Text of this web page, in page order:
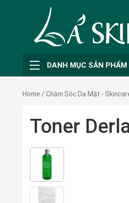
DANH MỤC SẢN PHẨM
Home / Chăm Sóc Da Mặt -
Toner